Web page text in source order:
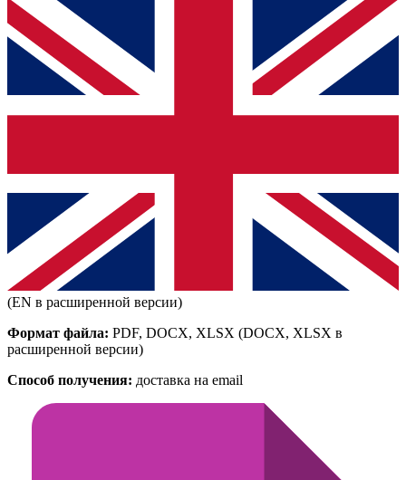
(EN в расширенной версии)
Формат файла: PDF, DOCX, XLSX (DOCX, XLSX в
расширенной версии)
Способ получения: доставка на email